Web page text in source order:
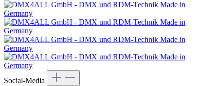
Social-Media